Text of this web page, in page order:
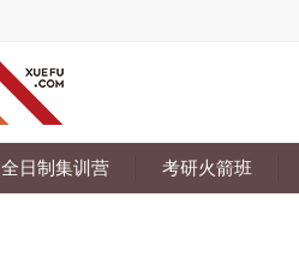
全日制集训营 考研火箭班